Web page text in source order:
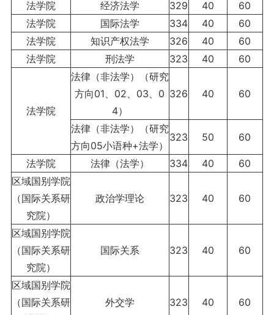
法学院 经济法学 329 40
60
法学院
国际法学 334 40
60
法学院
知识产权法学 326 40
60
法学院
刑法学 323 40 60
法学院
法律（非法学）（研究
方向01、02、03、0
4）
326 40 60
法律（非法学）（研究
方向05小语种+法学）
323 50 60
法学院 法律（法学） 334 40
60
区域国别学院
（国际关系研
究院）
政治学理论 323 40 60
区域国别学院
（国际关系研
究院）
国际关系 323 40 60
区域国别学院
（国际关系研
外交学 323 40 60